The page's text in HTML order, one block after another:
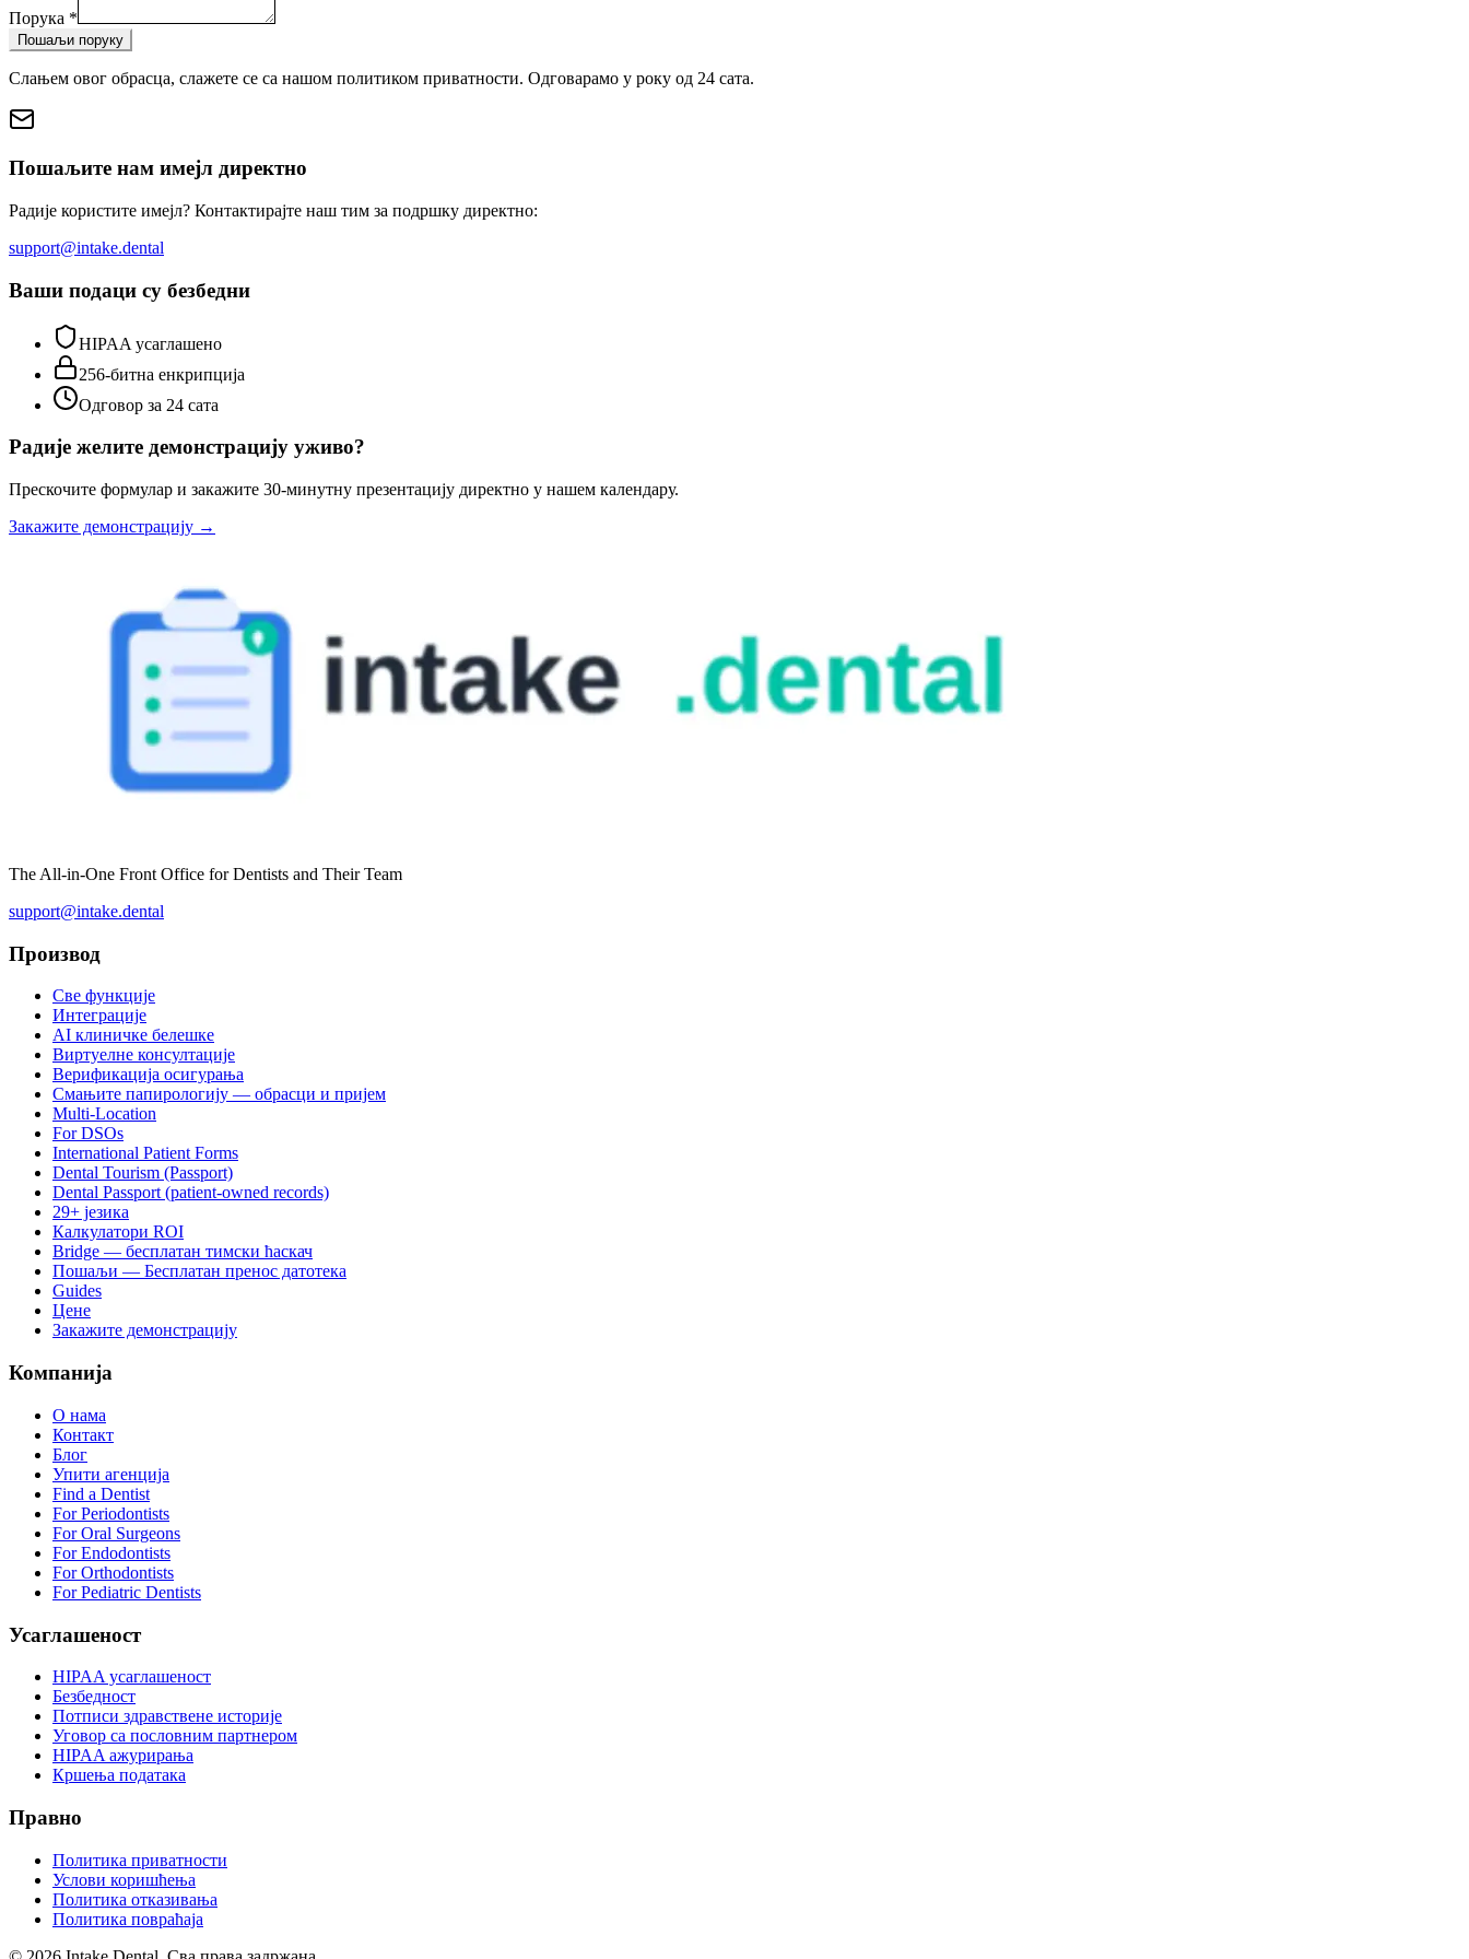
Порука *
Пошаљи поруку
Слањем овог обрасца, слажете се са нашом политиком приватности. Одговарамо у року од 24 сата.
Пошаљите нам имејл директно
Радије користите имејл? Контактирајте наш тим за подршку директно:
support@intake.dental
Ваши подаци су безбедни
HIPAA усаглашено
256-битна енкрипција
Одговор за 24 сата
Радије желите демонстрацију уживо?
Прескочите формулар и закажите 30-минутну презентацију директно у нашем календару.
Закажите демонстрацију →
The All-in-One Front Office for Dentists and Their Team
support@intake.dental
Производ
Све функције
Интеграције
AI клиничке белешке
Виртуелне консултације
Верификација осигурања
Смањите папирологију — обрасци и пријем
Multi-Location
For DSOs
International Patient Forms
Dental Tourism (Passport)
Dental Passport (patient-owned records)
29+ језика
Калкулатори ROI
Bridge — бесплатан тимски ћаскач
Пошаљи — Бесплатан пренос датотека
Guides
Цене
Закажите демонстрацију
Компанија
О нама
Контакт
Блог
Упити агенција
Find a Dentist
For Periodontists
For Oral Surgeons
For Endodontists
For Orthodontists
For Pediatric Dentists
Усаглашеност
HIPAA усаглашеност
Безбедност
Потписи здравствене историје
Уговор са пословним партнером
HIPAA ажурирања
Кршења података
Правно
Политика приватности
Услови коришћења
Политика отказивања
Политика повраћаја